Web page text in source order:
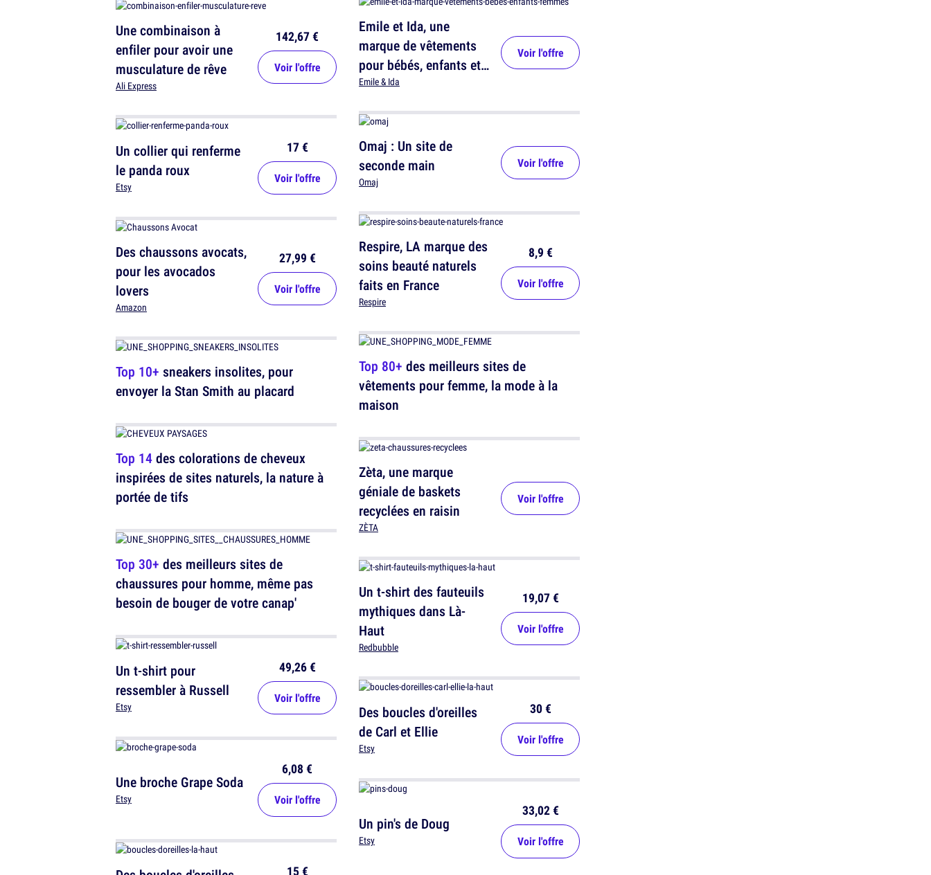
Une combinaison à
enfiler pour avoir une
musculature de rêve
Ali Express
142,67 €
Voir l'offre
Un collier qui renferme
le panda roux
Etsy
17 €
Voir l'offre
Des chaussons avocats,
pour les avocados
lovers
Amazon
27,99 €
Voir l'offre
Top 10+ sneakers insolites, pour
envoyer la Stan Smith au placard
Top 14des colorations de cheveux
inspirées de sites naturels, la nature à
portée de tifs
Top 30+ des meilleurs sites de
chaussures pour homme, même pas
besoin de bouger de votre canap'
Un t-shirt pour
ressembler à Russell
Etsy
49,26 €
Voir l'offre
Une broche Grape Soda
Etsy
6,08 €
Voir l'offre
15 €
Emile et Ida, une
marque de vêtements
pour bébés, enfants et
femmes
Emile & Ida
Voir l'offre
Omaj : Un site de
seconde main
Omaj
Voir l'offre
Respire, LA marque des
soins beauté naturels
faits en France
Respire
8,9 €
Voir l'offre
Top 80+ des meilleurs sites de
vêtements pour femme, la mode à la
maison
Zèta, une marque
géniale de baskets
recyclées en raisin
ZÈTA
Voir l'offre
Un t-shirt des fauteuils
mythiques dans Là-
Haut
Redbubble
19,07 €
Voir l'offre
Des boucles d'oreilles
de Carl et Ellie
Etsy
30 €
Voir l'offre
Un pin's de Doug
Etsy
33,02 €
Voir l'offre